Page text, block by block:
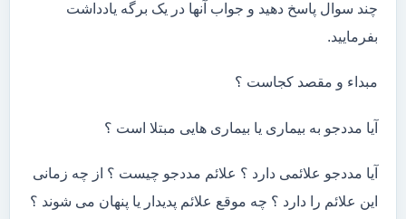
چند سوال پاسخ دهید و جواب آنها در یک برگه یادداشت
بفرمایید.
مبداء و مقصد کجاست ؟
آیا مددجو به بیماری یا بیماری هایی مبتلا است ؟
آیا مددجو علائمی دارد ؟ علائم مددجو چیست ؟ از چه زمانی
این علائم را دارد ؟ چه موقع علائم پدیدار یا پنهان می شوند ؟